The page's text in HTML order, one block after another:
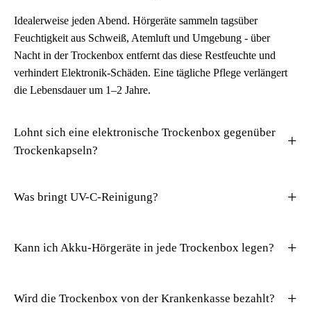
Idealerweise jeden Abend. Hörgeräte sammeln tagsüber
Feuchtigkeit aus Schweiß, Atemluft und Umgebung - über
Nacht in der Trockenbox entfernt das diese Restfeuchte und
verhindert Elektronik-Schäden. Eine tägliche Pflege verlängert
die Lebensdauer um 1–2 Jahre.
Lohnt sich eine elektronische Trockenbox gegenüber
Trockenkapseln?
Was bringt UV-C-Reinigung?
Kann ich Akku-Hörgeräte in jede Trockenbox legen?
Wird die Trockenbox von der Krankenkasse bezahlt?